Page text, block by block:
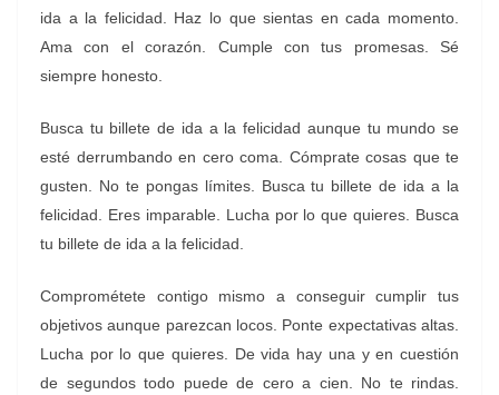
ida a la felicidad. Haz lo que sientas en cada momento.
Ama con el corazón. Cumple con tus promesas. Sé
siempre honesto.
Busca tu billete de ida a la felicidad aunque tu mundo se
esté derrumbando en cero coma. Cómprate cosas que te
gusten. No te pongas límites. Busca tu billete de ida a la
felicidad. Eres imparable. Lucha por lo que quieres. Busca
tu billete de ida a la felicidad.
Comprométete contigo mismo a conseguir cumplir tus
objetivos aunque parezcan locos. Ponte expectativas altas.
Lucha por lo que quieres. De vida hay una y en cuestión
de segundos todo puede de cero a cien. No te rindas.